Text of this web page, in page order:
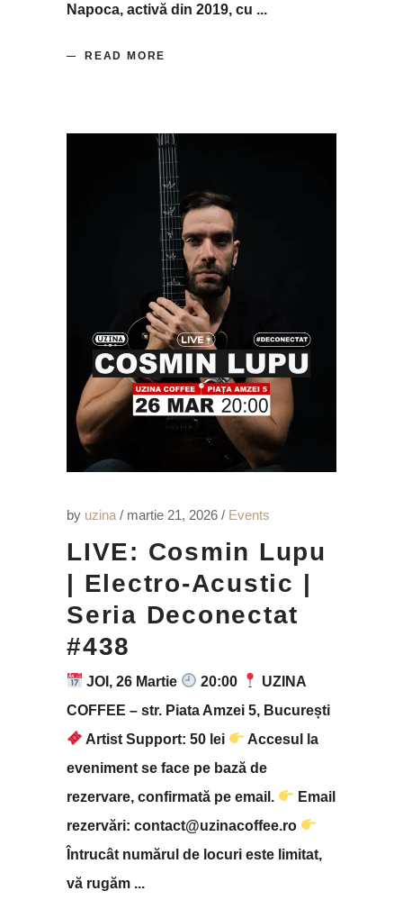
Napoca, activă din 2019, cu
READ MORE
by uzina martie 21, 2026 Events
LIVE: Cosmin Lupu
| Electro-Acustic |
Seria Deconectat
#438
JOI, 26 Martie 20:00
UZINA
COFFEE – str. Piata Amzei 5, București
Artist Support: 50 lei
Accesul la
eveniment se face pe bază de
rezervare, confirmată pe email.
Email
rezervări: contact@uzinacoffee.ro
Întrucât numărul de locuri este limitat,
vă rugăm